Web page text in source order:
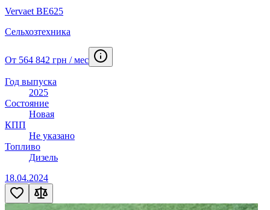
Vervaet BE625
Сельхозтехника
От 564 842 грн / мес
Год выпуска
2025
Состояние
Новая
КПП
Не указано
Топливо
Дизель
18.04.2024